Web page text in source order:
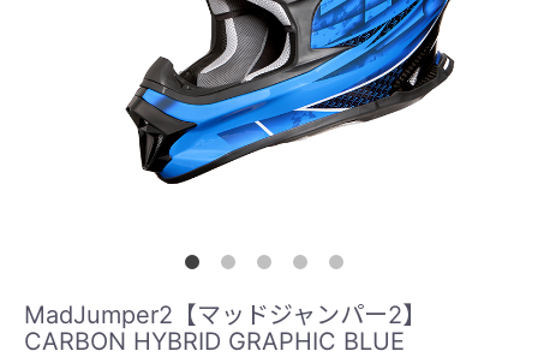
MadJumper2【マッドジャンパー2】
CARBON HYBRID GRAPHIC BLUE